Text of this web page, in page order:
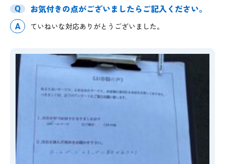
Q
お気付きの点がございましたらご記入ください。
A ていねいな対応ありがとうございました。